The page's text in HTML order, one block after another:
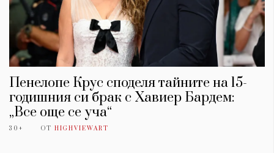
Пенелопе Крус споделя тайните на 15-
годишния си брак с Хавиер Бардем:
„Все още се уча“
30+ ОТ HIGHVIEWART